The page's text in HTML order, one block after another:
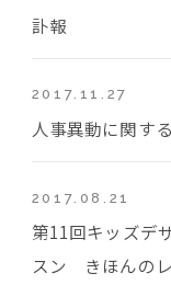
訃報
2017.11.27
人事異動に関す
2017.08.21
第11回キッズデ
スン きほんのレ